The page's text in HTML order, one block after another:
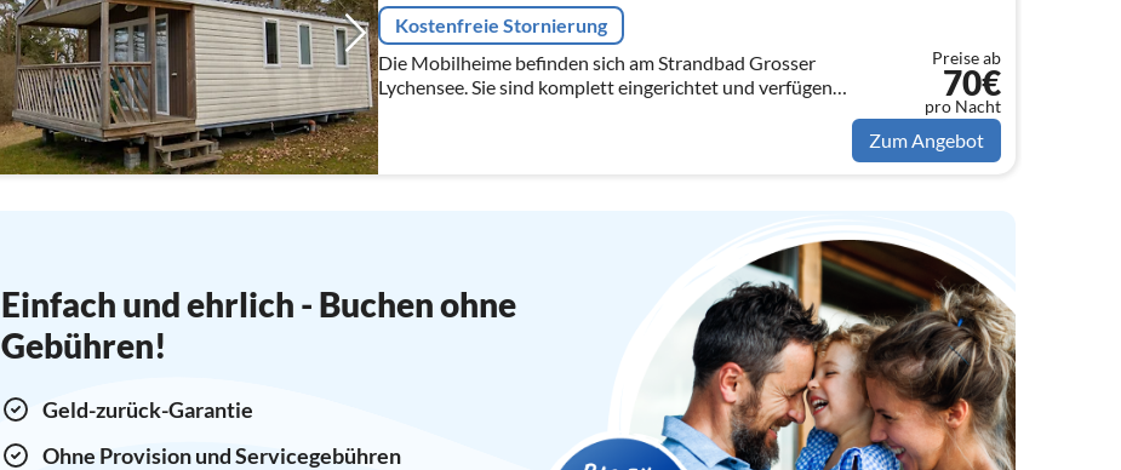
Kostenfreie Stornierung
Die Mobilheime befinden sich am Strandbad Grosser
Lychensee. Sie sind komplett eingerichtet und verfügen
Esstisch, 2 Schlafzimmer,...
Preise ab
70€
pro Nacht
Zum Angebot
Einfach und ehrlich - Buchen ohne
Gebühren!
Geld-zurück-Garantie
Ohne Provision und Servicegebühren